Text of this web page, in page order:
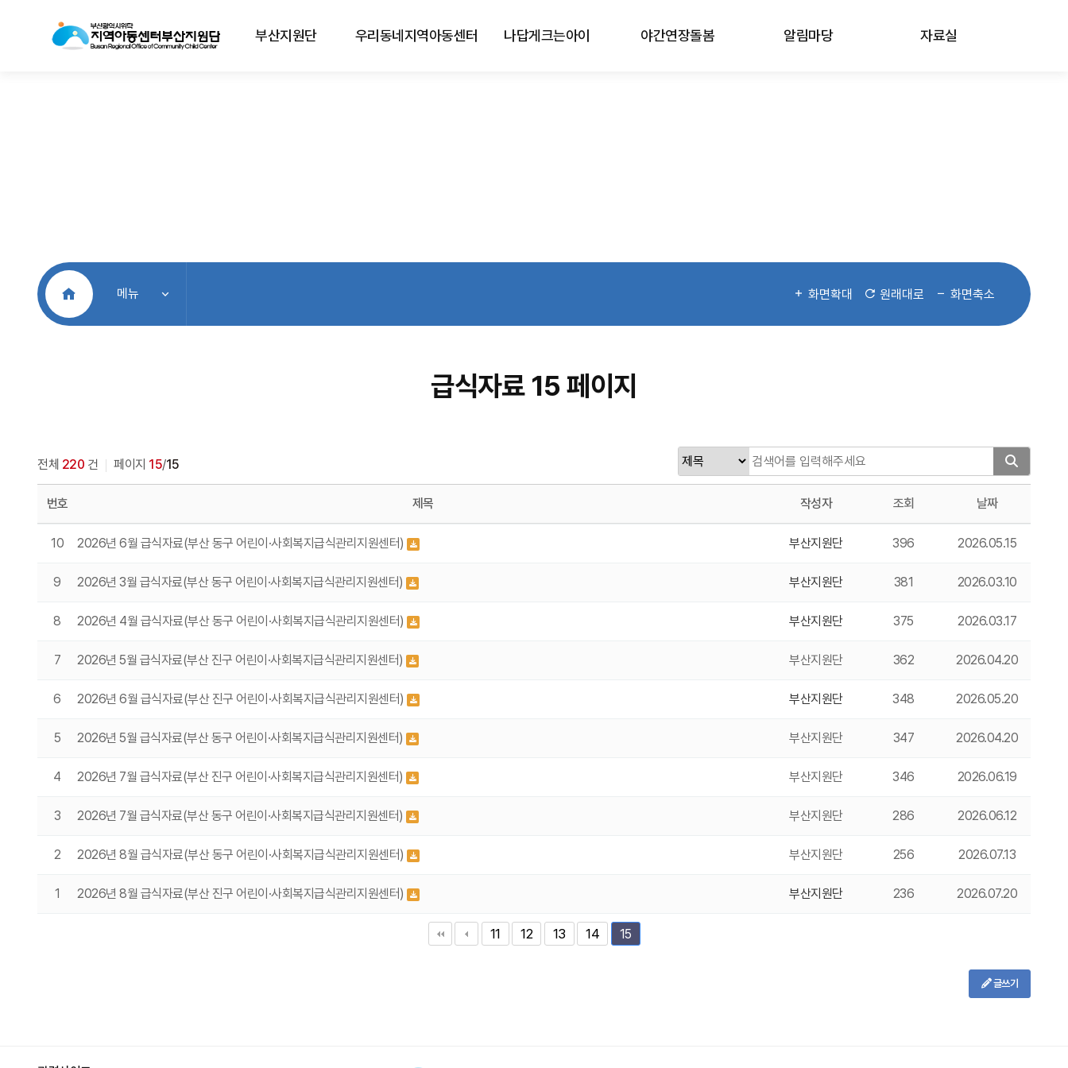
부산지원단 우리동네지역아동센터 나답게크는아이 야간연장돌봄 알림마당 자료실
처음으로메뉴 화면확대 원래대로 화면축소
급식자료 15 페이지
전체 220 건 페이지 15/15
번호 제목 작성자 조회 날짜
10 2026년 6월 급식자료(부산 동구 어린이·사회복지급식관리지원센터) 부산지원단 396 2026.05.15
9 2026년 3월 급식자료(부산 동구 어린이·사회복지급식관리지원센터) 부산지원단 381 2026.03.10
8 2026년 4월 급식자료(부산 동구 어린이·사회복지급식관리지원센터) 부산지원단 375 2026.03.17
7 2026년 5월 급식자료(부산 진구 어린이·사회복지급식관리지원센터) 부산지원단 362 2026.04.20
6 2026년 6월 급식자료(부산 진구 어린이·사회복지급식관리지원센터) 부산지원단 348 2026.05.20
5 2026년 5월 급식자료(부산 동구 어린이·사회복지급식관리지원센터) 부산지원단 347 2026.04.20
4 2026년 7월 급식자료(부산 진구 어린이·사회복지급식관리지원센터) 부산지원단 346 2026.06.19
3 2026년 7월 급식자료(부산 동구 어린이·사회복지급식관리지원센터) 부산지원단 286 2026.06.12
2 2026년 8월 급식자료(부산 동구 어린이·사회복지급식관리지원센터) 부산지원단 256 2026.07.13
1 2026년 8월 급식자료(부산 진구 어린이·사회복지급식관리지원센터) 부산지원단 236 2026.07.20
11 12 13 14 15
글쓰기